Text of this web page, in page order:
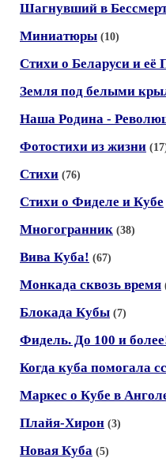
Шагнувший в
Миниатюры (10)
Стихи о Беларуси и её
Земля под белыми
Наша Родина -
Фотостихи из жизни
Стихи (76)
Стихи о Фиделе и Кубе
Многогранник (38)
Вива Куба! (67)
Монкада сквозь время
Блокада Кубы (7)
Фидель. До 100 и
Когда куба помогала
Маркес о Кубе в
Плайя-Хирон (3)
Новая Куба (5)